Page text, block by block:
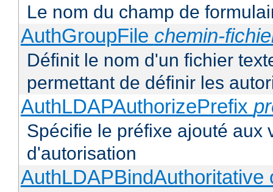
Le nom du champ de
AuthGroupFile chemin-
Définit le nom d'un fichier
permettant de définir les
AuthLDAPAuthorizePrefix
Spécifie le préfixe ajouté aux
d'autorisation
AuthLDAPBindAuthoritative